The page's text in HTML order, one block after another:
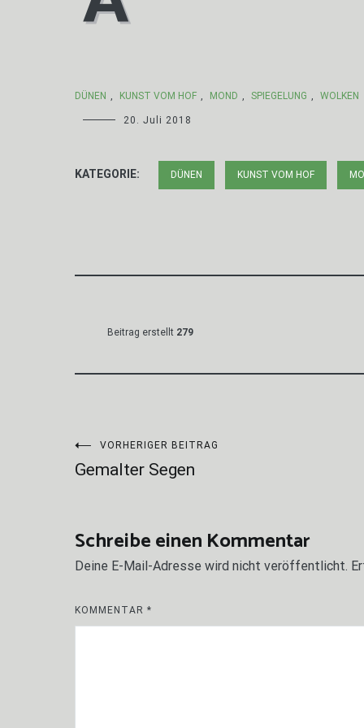
DÜNEN KUNST VOM HOF MOND SPIEGELUNG WOLKEN
20. Juli 2018
KATEGORIE: DÜNEN KUNST VOM HOF
Beitrag erstellt 279
Beitragsnavigation
VORHERIGER BEITRAG
Gemalter Segen
Schreibe einen Kommentar
Deine E-Mail-Adresse wird nicht veröffentlicht.
KOMMENTAR *